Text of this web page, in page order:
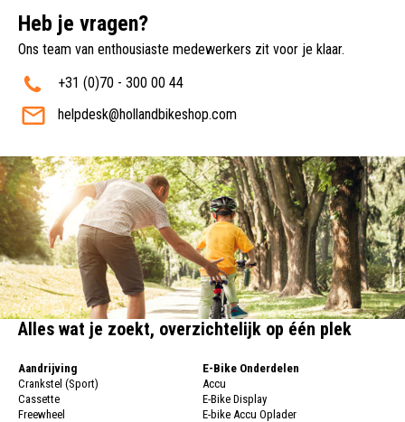
Heb je vragen?
Ons team van enthousiaste medewerkers zit voor je klaar.
+31 (0)70 - 300 00 44
helpdesk@hollandbikeshop.com
Alles wat je zoekt, overzichtelijk op één plek
Aandrijving
Crankstel (Sport)
Cassette
Freewheel
E-Bike Onderdelen
Accu
E-Bike Display
E-bike Accu Oplader